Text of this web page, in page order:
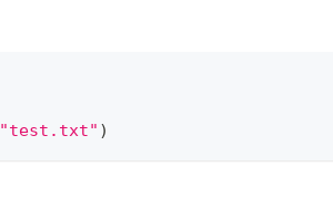
"test.txt" )